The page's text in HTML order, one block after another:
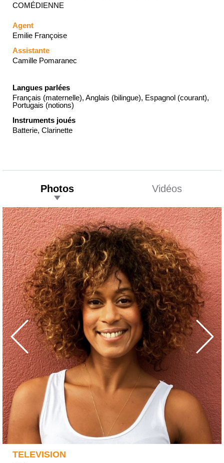
COMÉDIENNE
Agent
Emilie Françoise
Assistante
Camille Pomaranec
Langues parlées
Français (maternelle), Anglais (bilingue), Espagnol (courant),
Portugais (notions)
Instruments joués
Batterie, Clarinette
Photos Vidéos
TELEVISION